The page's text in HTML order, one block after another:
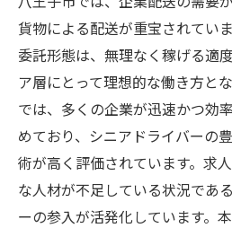
貨物による配送が重宝されてい
委託形態は、無理なく稼げる適
ア層にとって理想的な働き方と
では、多くの企業が迅速かつ効
めており、シニアドライバーの
術が高く評価されています。求
な人材が不足している状況であ
ーの参入が活発化しています。